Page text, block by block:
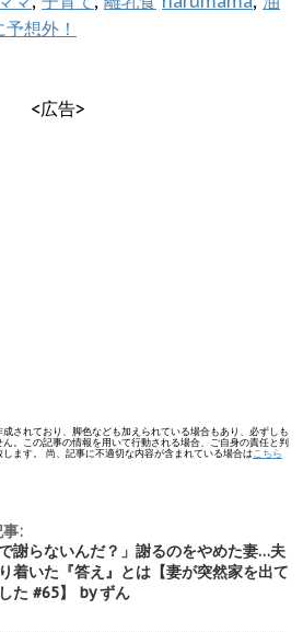
想外！
<広告>
されており、脚色なども加えられている場合もあり、必ずしも
。この記事の情報を用いて行動される場合、ご自身の責任と判
ます。 尚、記事に不適切な内容が含まれている場合は こちら
事:
で謝らないんだ？」謝るのをやめた妻…夫
着いた『答え』とは【妻が突然家を出て
た #65】 by ずん